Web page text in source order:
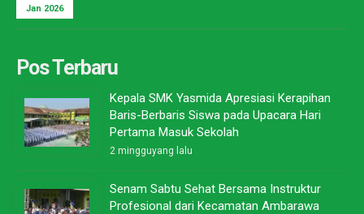
Jan 2026
Pos Terbaru
Kepala SMK Yasmida Apresiasi Kerapihan
Baris-Berbaris Siswa pada Upacara Hari
Pertama Masuk Sekolah
2 mingguyang lalu
Senam Sabtu Sehat Bersama Instruktur
Profesional dari Kecamatan Ambarawa